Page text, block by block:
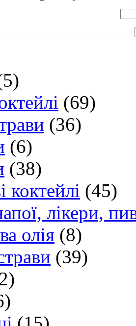
(69)
(36)
(6)
(38)
коктейлі (45)
лікери,
олія (8)
(39)